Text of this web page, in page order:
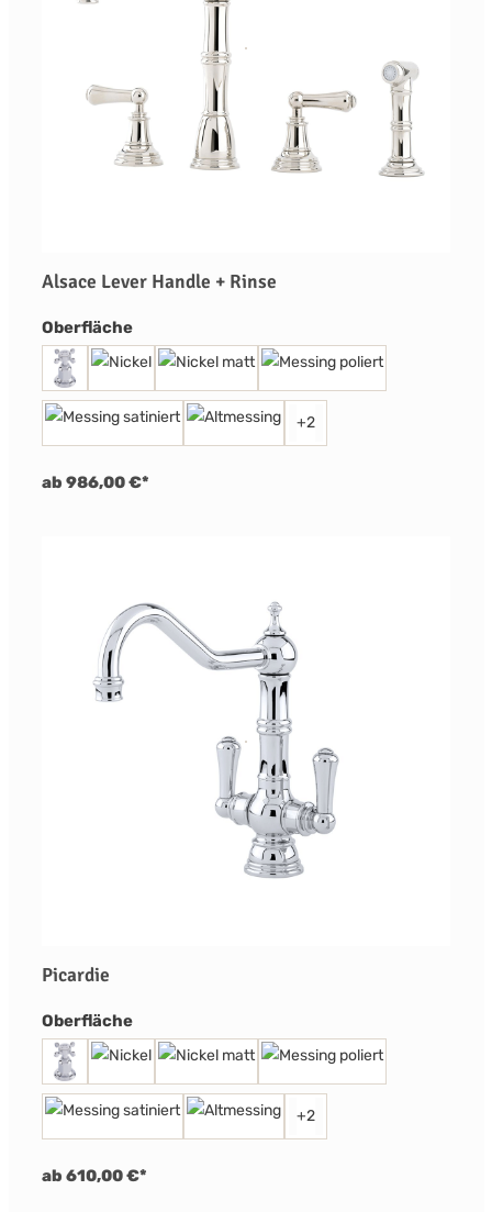
Alsace Lever Handle + Rinse
Oberflächeauswählen
+2
ab 986,00 €*
Picardie
Oberflächeauswählen
+2
ab 610,00 €*